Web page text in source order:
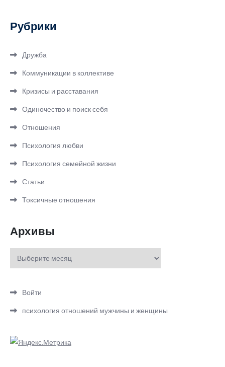
Рубрики
Дружба
Коммуникации в коллективе
Кризисы и расставания
Одиночество и поиск себя
Отношения
Психология любви
Психология семейной жизни
Статьи
Токсичные отношения
Архивы
Архивы
Войти
психология отношений мужчины и женщины